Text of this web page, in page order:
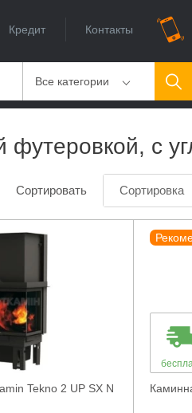
Кредит Контакты
Все категории
футеровкой, с
Сортировать Сортировка
Tekno 2 UP SX N